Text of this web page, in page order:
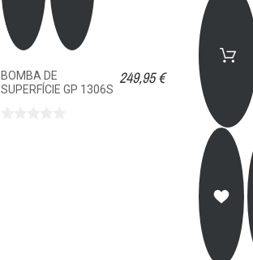
BOMBA DE
SUPERFÍCIE GP 1306S
249,95 €